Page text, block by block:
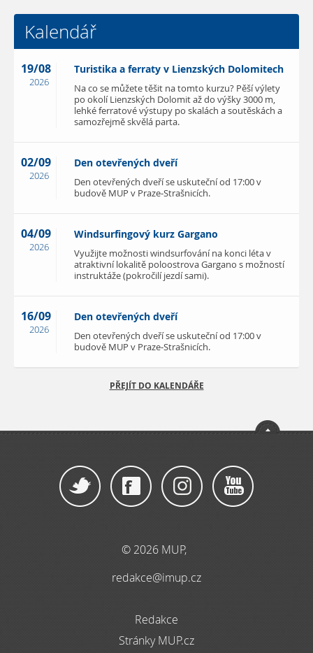
Kalendář
19/08
2026
Turistika a ferraty v Lienzských Dolomitech
Na co se můžete těšit na tomto kurzu? Pěší výlety
po okolí Lienzských Dolomit až do výšky 3000 m,
lehké ferratové výstupy po skalách a soutěskách a
samozřejmě skvělá parta.
02/09
2026
Den otevřených dveří
Den otevřených dveří se uskuteční od 17:00 v
budově MUP v Praze-Strašnicích.
04/09
2026
Windsurfingový kurz Gargano
Využijte možnosti windsurfování na konci léta v
atraktivní lokalitě poloostrova Gargano s možností
instruktáže (pokročilí jezdí sami).
16/09
2026
Den otevřených dveří
Den otevřených dveří se uskuteční od 17:00 v
budově MUP v Praze-Strašnicích.
PŘEJÍT DO KALENDÁŘE
© 2026 MUP,
redakce@imup.cz
Redakce
Stránky MUP.cz